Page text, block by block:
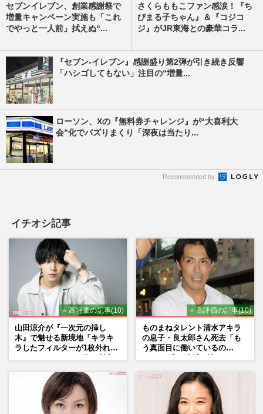
セブンイレブン、創業感謝祭で
増量キャンペーン実施も「これ
でやっと一人前」拭えぬ“...
さくらももこファン感涙！『ち
びまる子ちゃん』＆『コジコ
ジ』がJR東海との豪華コラ...
『セブン‐イレブン』感謝盛り第2弾が引き続き反響
「ハシゴしてもない」注目の“増量...
ローソン、Xの『無料券チャレンジ』が“大喜利大
会”化でバズりまくり「深夜は当たり...
Recommended by
イチオシ記事
⭐ 高評価の記事(10)
山田涼介が『一次元の挿し
木』で魅せる新境地「キラキ
ラしたフィルターが1枚外れて
⭐ 高評価の記事(10)
ものまねタレント清水アキラ
の息子・良太郎さん死去「も
う真面目に働いているの